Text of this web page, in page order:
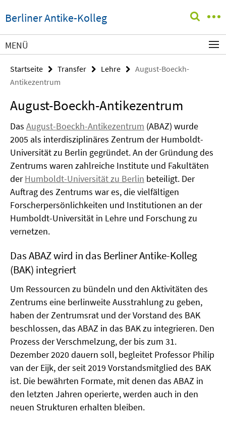
direkt
zu
Inhalt
Berliner Antike-Kolleg
Service-
MENÜ
Startseite Transfer Lehre
August-Boeckh-
Antikezentrum
August-Boeckh-Antikezentrum
Das August-Boeckh-Antikezentrum (ABAZ) wurde
2005 als interdisziplinäres Zentrum der Humboldt-
Universität zu Berlin gegründet. An der Gründung des
Zentrums waren zahlreiche Institute und Fakultäten
derHumboldt-Universität zu Berlin beteiligt. Der
Auftrag des Zentrums war es, die vielfältigen
Forscherpersönlichkeiten und Institutionen an der
Humboldt-Universität in Lehre und Forschung zu
vernetzen.
Das ABAZ wird in das Berliner Antike-Kolleg
(BAK) integriert
Um Ressourcen zu bündeln und den Aktivitäten des
Zentrums eine berlinweite Ausstrahlung zu geben,
haben der Zentrumsrat und der Vorstand des BAK
beschlossen, das ABAZ in das BAK zu integrieren. Den
Prozess der Verschmelzung, der bis zum 31.
Dezember 2020 dauern soll, begleitet Professor Philip
van der Eijk, der seit 2019 Vorstandsmitglied des BAK
ist. Die bewährten Formate, mit denen das ABAZ in
den letzten Jahren operierte, werden auch in den
neuen Strukturen erhalten bleiben.